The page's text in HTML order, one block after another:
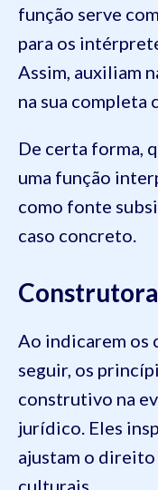
função serve
para os
Assim, auxiliam
na sua completa
De certa forma,
uma função
como fonte
caso concreto.
Construtora
Ao indicarem os
seguir, os
construtivo na
jurídico. Eles
ajustam o direito
culturais.